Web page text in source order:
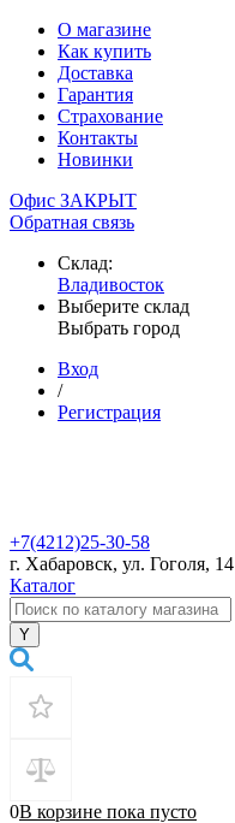
О магазине
Как купить
Доставка
Гарантия
Страхование
Контакты
Новинки
Офис ЗАКРЫТ
Обратная связь
Склад:
Владивосток
Выберите склад
Выбрать город
Вход
/
Регистрация
+7(4212)25-30-58
г. Хабаровск, ул. Гоголя, 14
Каталог
0В корзине пока пусто